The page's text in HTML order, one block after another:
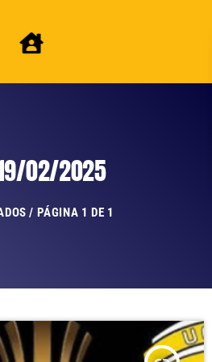
02/2025
/ PÁGINA 1 DE 1